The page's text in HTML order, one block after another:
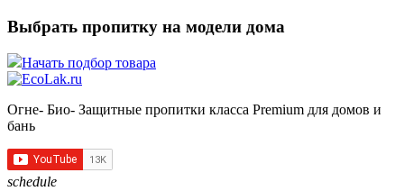
Выбрать пропитку на модели дома
Начать подбор товара
Огне- Био- Защитные пропитки класса Premium для домов и
бань
schedule